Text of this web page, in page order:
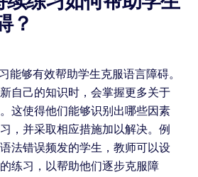
？
能够有效帮助学生克服语言障碍。
自己的知识时，会掌握更多关于
这使得他们能够识别出哪些因素
，并采取相应措施加以解决。例
法错误频发的学生，教师可以设
练习，以帮助他们逐步克服障